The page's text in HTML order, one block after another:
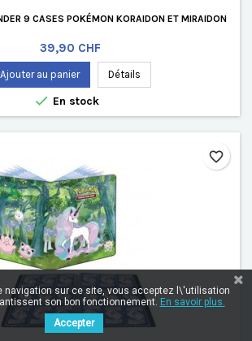
9 CASES POKÉMON KORAIDON ET MIRAIDON
Prix
39,90 CHF
Ajouter au panier Détails
 En stock
favorite_border
navigation sur ce site, vous acceptez l\'utilisation
son bon fonctionnement. En savoir plus.
Accepter